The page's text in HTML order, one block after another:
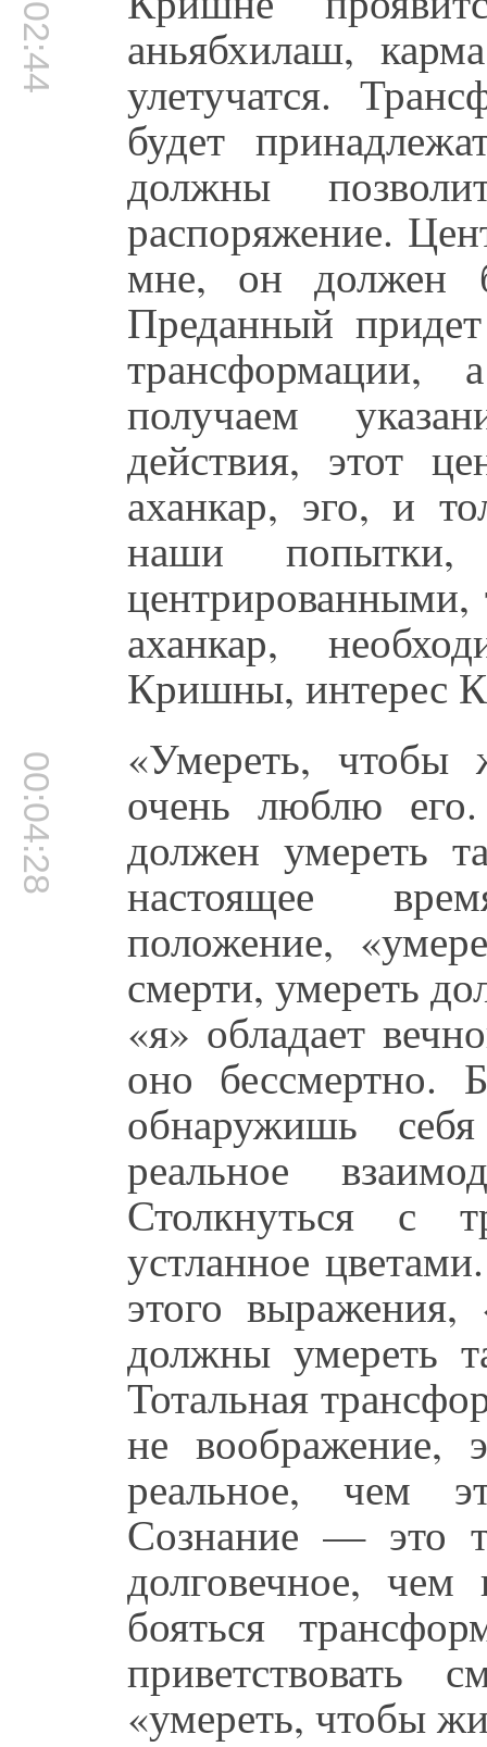
аньябхилаш,
улетучатся.
будет
должны
распоряжение.
мне, он должен
Преданный
получаем
действия, этот
аханкар, эго, и
наши
центрированными,
аханкар,
Кришны, интерес
00:04:28 «Умереть, чтобы
очень люблю
должен умереть
настоящее
положение,
смерти, умереть
«я» обладает
оно бессмертно.
обнаружишь
реальное
Столкнуться с
устланное
этого
должны умереть
Тотальная
не воображение,
реальное, чем
Сознание — это
долговечное,
бояться
приветствовать
«умереть, чтобы